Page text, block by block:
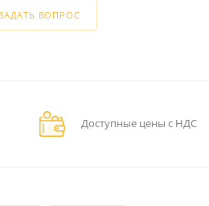
ВОПРОС
Доступные цены с НДС